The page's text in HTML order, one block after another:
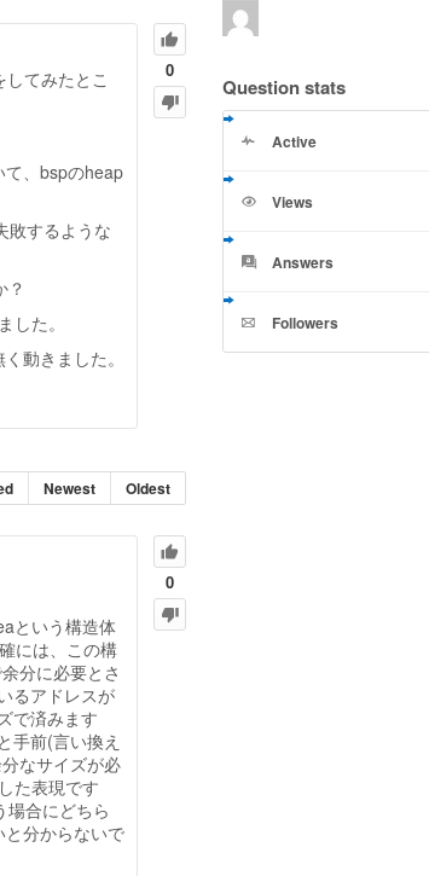
0
てみたとこ
て、bspのheap
敗するような
？
た。
動きました。
Newest Oldest
0
という構造体
には、この構
分に必要とさ
るアドレスが
で済みます
手前(言い換え
なサイズが必
た表現です
場合にどちら
分からないで
Question stats
Active
Views
Answers
Followers